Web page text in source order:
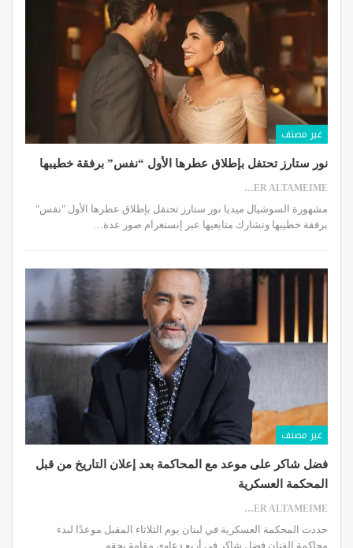
غير مصنف
نور ستارز تحتفل بإطلاق عطرها الأول “نفس” برفقة خطيبها
SAMER ALTAMEIME
مشهورة السوشيال ميديا نور ستارز تحتفل بإطلاق عطرها الأول "نفس"
برفقة خطيبها وتشارك متابعيها عبر إنستغرام صور عدة…
غير مصنف
فضل شاكر على موعد مع المحاكمة بعد إعلان التاريخ من قبل
المحكمة العسكرية
SAMER ALTAMEIME
حددت المحكمة العسكرية في لبنان يوم الثلاثاء المقبل موعدًا لبدء
محاكمة الفنان فضل شاكر في أربع دعاوى مقامة بحقه.…